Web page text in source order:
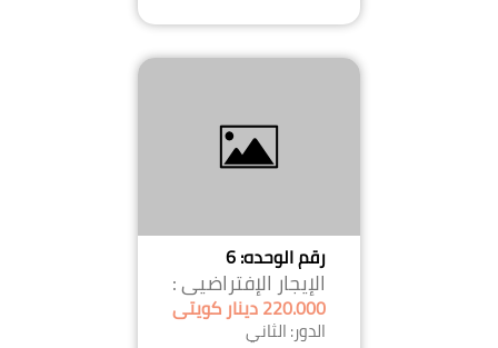
رقم الوحده: 6
الإيجار الإفتراضيى :
220.000 دينار كويتى
الدور: الثاني